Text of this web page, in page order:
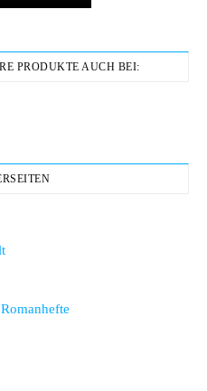
PRODUKTE AUCH BEI: